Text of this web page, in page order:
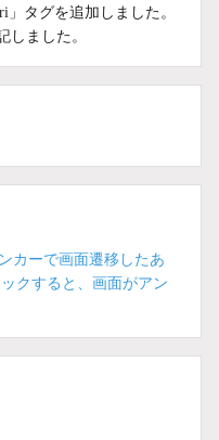
」タグを追加しました。
しました。
カーで画面遷移したあ
クすると、画面がアン